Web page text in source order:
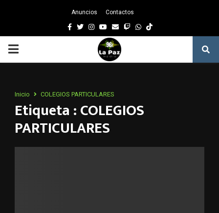
Anuncios Contactos
Facebook
TwitterInstagram
Youtube
EmailTwitchWhatsapp
PRIMARY
Inicio COLEGIOS PARTICULARES
Etiqueta : COLEGIOS
PARTICULARES